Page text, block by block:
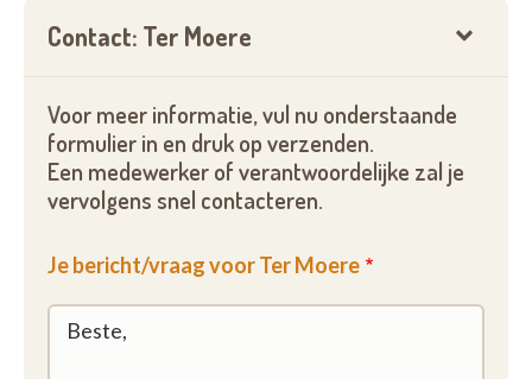
Contact: Ter Moere
Voor meer informatie, vul nu onderstaande
formulier in en druk op verzenden.
Een medewerker of verantwoordelijke zal je
vervolgens snel contacteren.
Je bericht/vraag voor Ter Moere